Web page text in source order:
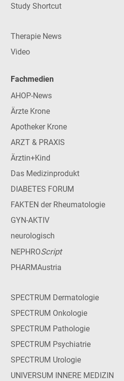
Study Shortcut
Therapie News
Video
Fachmedien
AHOP-News
Ärzte Krone
Apotheker Krone
ARZT & PRAXIS
Ärztin+Kind
Das Medizinprodukt
DIABETES FORUM
FAKTEN der Rheumatologie
GYN-AKTIV
neurologisch
NEPHROScript
PHARMAustria
SPECTRUM Dermatologie
SPECTRUM Onkologie
SPECTRUM Pathologie
SPECTRUM Psychiatrie
SPECTRUM Urologie
UNIVERSUM INNERE MEDIZIN